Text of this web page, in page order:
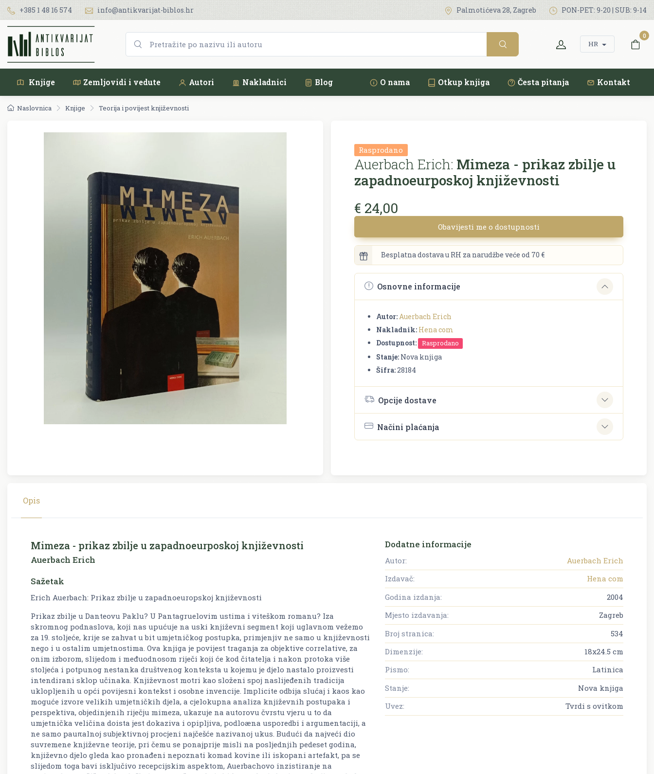
+385 1 48 16 574 info@antikvarijat-biblos.hr Palmotićeva 28, Zagreb PON-PET: 9-20 | SUB: 9-14
HR
0
Knjige Zemljovidi i vedute Autori Nakladnici Blog O nama Otkup knjiga Česta pitanja Kontakt
Naslovnica Knjige Teorija i povijest književnosti
Rasprodano
Auerbach Erich: Mimeza - prikaz zbilje u
zapadnoeurposkoj književnosti
€ 24,00
Obavijesti me o dostupnosti
Besplatna dostava u RH za narudžbe veće od 70 €
Osnovne informacije
Autor: Auerbach Erich
Nakladnik: Hena com
Dostupnost:
Rasprodano
Stanje: Nova knjiga
Šifra:28184
Opcije dostave
Načini plaćanja
Opis
Mimeza - prikaz zbilje u zapadnoeurposkoj književnosti
Auerbach Erich
Sažetak
Erich Auerbach: Prikaz zbilje u zapadnoeuropskoj književnosti
Prikaz zbilje u Danteovu Paklu? U Pantagruelovim ustima i viteškom romanu? Iza
skromnog podnaslova, koji nas upućuje na uski književni segment koji uglavnom vežemo
za 19. stoljeće, krije se zahvat u bit umjetničkog postupka, primjenjiv ne samo u književnosti
nego i u ostalim umjetnostima. Ova knjiga je povijest traganja za objektive correlative, za
onim izborom, slijedom i međuodnosom riječi koji će kod čitatelja i nakon protoka više
stoljeća i potpunog nestanka društvenog konteksta u kojemu je djelo nastalo proizvesti
intendirani sklop učinaka. Književnost motri kao složeni spoj naslijeđenih tradicija
uklopljenih u opći povijesni kontekst i osobne invencije. Implicite odbija slućaj i kaos kao
moguće izvore velikih umjetničkih djela, a cjelokupna analiza književnih postupaka i
perspektiva, objedinjenih riječju mimeza, ukazuje na autorovu čvrstu vjeru u to da
umjetnička veličina doista jest dokaziva i opipljiva, podloæna usporedbi i argumentaciji, a
ne samo pauπalnoj subjektivnoj procjeni najčešće nazivanoj ukus. Budući da najveći dio
suvremene književne teorije, pri čemu se ponajprije misli na posljednjih pedeset godina,
književno djelo gleda kao pronađeni nepoznati komad kovine ili iskopani artefakt, pa se
slijedom toga bavi isključivo recepcijskim aspektom, Auerbachovo inzistiranje na
Dodatne informacije
Autor:
Auerbach Erich
Izdavač:
Hena com
Godina izdanja:
2004
Mjesto izdavanja:
Zagreb
Broj stranica:
534
Dimenzije:
18x24.5 cm
Pismo:
Latinica
Stanje:
Nova knjiga
Uvez:
Tvrdi s ovitkom